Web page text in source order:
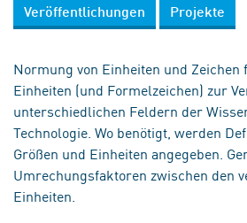
Veröffentlichungen Projekte
Normung von Einheiten und Zeichen
Einheiten (und Formelzeichen) zur
unterschiedlichen Feldern der
Technologie. Wo benötigt, werden
Größen und Einheiten angegeben.
Umrechungsfaktoren zwischen den
Einheiten.